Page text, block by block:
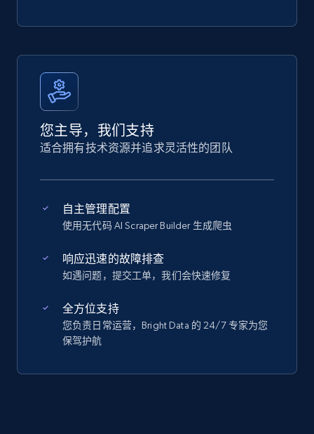
您主导，我们支持
适合拥有技术资源并追求灵活性的团队
自主管理配置
使用无代码 AI Scraper Builder 生成爬虫
响应迅速的故障排查
如遇问题，提交工单，我们会快速修复
全方位支持
您负责日常运营，Bright Data 的 24/7 专家为您
保驾护航